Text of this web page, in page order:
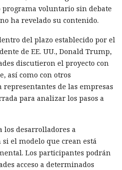
voluntario sin debate
ha revelado su contenido.
del plazo establecido por el
de EE. UU., Donald Trump,
discutieron el proyecto con
así como con otros
de las empresas
para analizar los pasos a
los desarrolladores a
el modelo que crean está
Los participantes podrán
acceso a determinados